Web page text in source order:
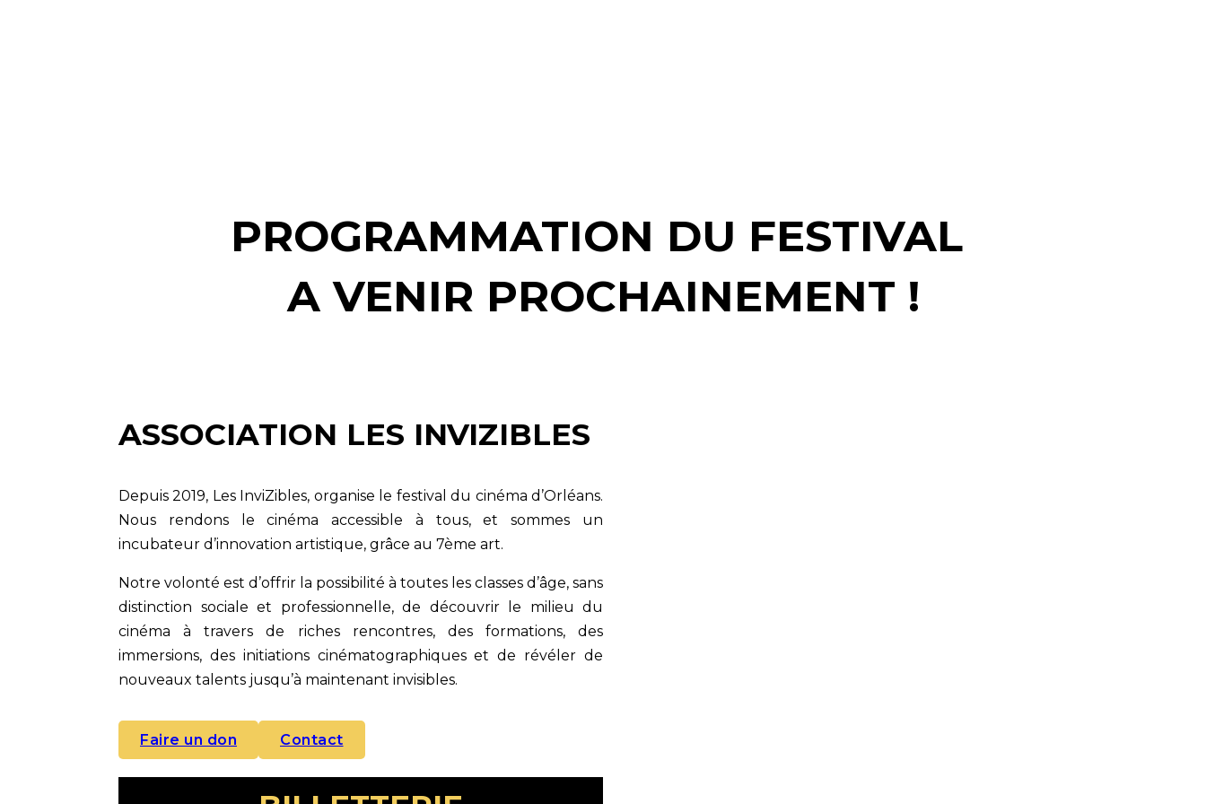
PROGRAMMATION DU FESTIVAL
A VENIR PROCHAINEMENT !
ASSOCIATION LES INVIZIBLES
Depuis 2019, Les InviZibles, organise le festival du cinéma d’Orléans.
Nous rendons le cinéma accessible à tous, et sommes un
incubateur d’innovation artistique, grâce au 7ème art.
Notre volonté est d’offrir la possibilité à toutes les classes d’âge, sans
distinction sociale et professionnelle, de découvrir le milieu du
cinéma à travers de riches rencontres, des formations, des
immersions, des initiations cinématographiques et de révéler de
nouveaux talents jusqu’à maintenant invisibles.
Faire un don Contact